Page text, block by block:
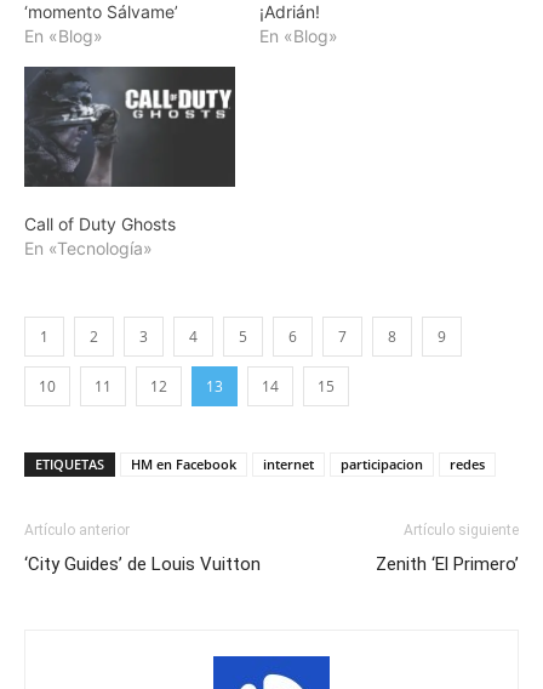
‘momento Sálvame’
En «Blog»
¡Adrián!
En «Blog»
Call of Duty Ghosts
En «Tecnología»
1 2 3 4 5 6 7 8 9
10 11 12 13 14 15
ETIQUETAS HM en Facebook internet participacion redes
Artículo anterior
‘City Guides’ de Louis Vuitton
Artículo siguiente
Zenith ‘El Primero’